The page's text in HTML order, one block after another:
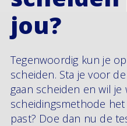
jou?
Tegenwoordig kun je
scheiden. Sta je voor
gaan scheiden en wil je
scheidingsmethode
past? Doe dan nu de